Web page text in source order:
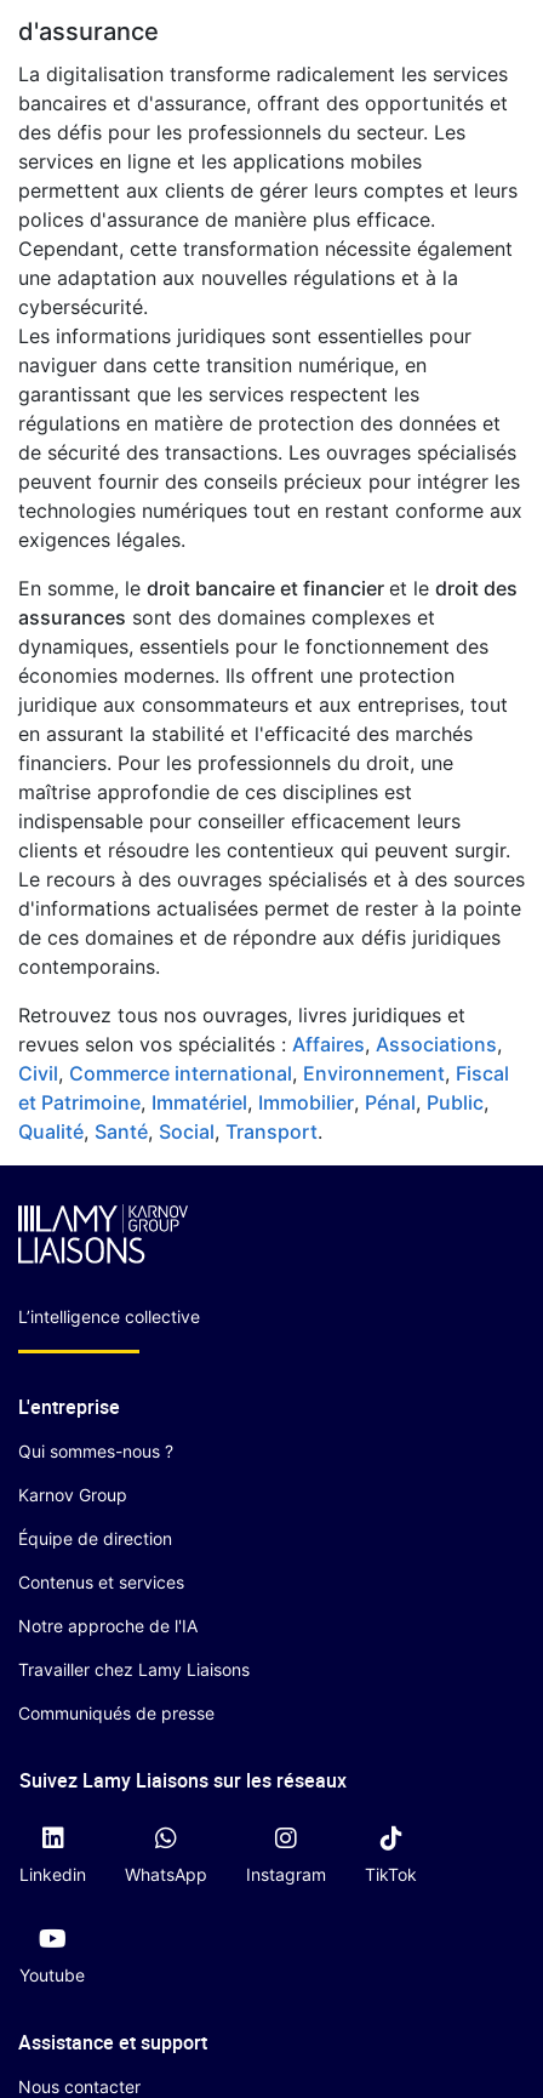
d'assurance
La digitalisation transforme radicalement les services
bancaires et d'assurance, offrant des opportunités et
des défis pour les professionnels du secteur. Les
services en ligne et les applications mobiles
permettent aux clients de gérer leurs comptes et leurs
polices d'assurance de manière plus efficace.
Cependant, cette transformation nécessite également
une adaptation aux nouvelles régulations et à la
cybersécurité.
Les informations juridiques sont essentielles pour
naviguer dans cette transition numérique, en
garantissant que les services respectent les
régulations en matière de protection des données et
de sécurité des transactions. Les ouvrages spécialisés
peuvent fournir des conseils précieux pour intégrer les
technologies numériques tout en restant conforme aux
exigences légales.
En somme, le droit bancaire et financier et le droit des
assurances sont des domaines complexes et
dynamiques, essentiels pour le fonctionnement des
économies modernes. Ils offrent une protection
juridique aux consommateurs et aux entreprises, tout
en assurant la stabilité et l'efficacité des marchés
financiers. Pour les professionnels du droit, une
maîtrise approfondie de ces disciplines est
indispensable pour conseiller efficacement leurs
clients et résoudre les contentieux qui peuvent surgir.
Le recours à des ouvrages spécialisés et à des sources
d'informations actualisées permet de rester à la pointe
de ces domaines et de répondre aux défis juridiques
contemporains.
Retrouvez tous nos ouvrages, livres juridiques et
revues selon vos spécialités : Affaires, Associations,
Civil, Commerce international, Environnement, Fiscal
et Patrimoine, Immatériel, Immobilier, Pénal, Public,
Qualité, Santé, Social, Transport.
L’intelligence collective
L'entreprise
Qui sommes-nous ?
Karnov Group
Équipe de direction
Contenus et services
Notre approche de l'IA
Travailler chez Lamy Liaisons
Communiqués de presse
Suivez Lamy Liaisons sur les réseaux
Linkedin WhatsApp Instagram TikTok
Youtube
Assistance et support
Nous contacter